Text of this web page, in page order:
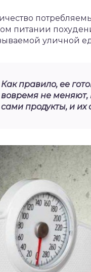
питании
уличной
Как правило, ее
вовремя не
сами продукты, и их